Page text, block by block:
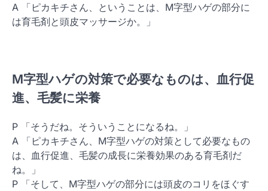
A 「ピカキチさん、ということは、M字型ハゲの部分に
は育毛剤と頭皮マッサージか。」
M字型ハゲの対策で必要なものは、血行促
進、毛髪に栄養
P 「そうだね。そういうことになるね。」
A 「ピカキチさん、M字型ハゲの対策として必要なもの
は、血行促進、毛髪の成長に栄養効果のある育毛剤だ
ね。」
P 「そして、M字型ハゲの部分には頭皮のコリをほぐす